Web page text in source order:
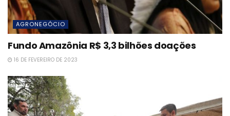
AGRONEGÓCIO
Fundo Amazônia R$ 3,3 bilhões doações
16 DE FEVEREIRO DE 2023